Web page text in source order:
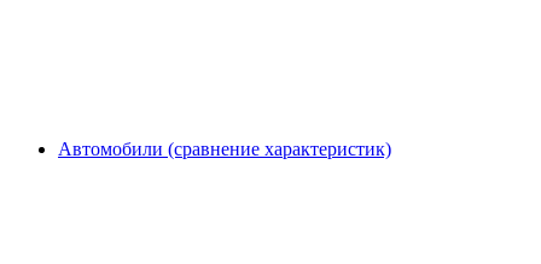
Автомобили (сравнение характеристик)